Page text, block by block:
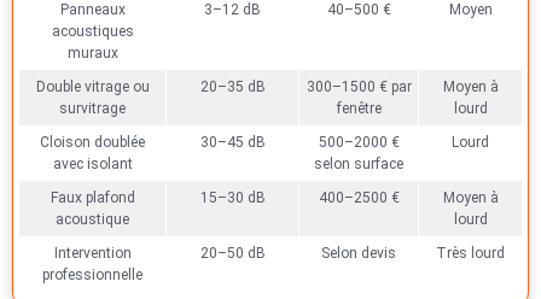
Panneaux
acoustiques
muraux
3–12 dB 40–500 € Moyen
Double vitrage ou
survitrage
20–35 dB
300–1500 € par
fenêtre
Moyen à
lourd
Cloison doublée
avec isolant
30–45 dB
500–2000 €
selon surface
Lourd
Faux plafond
acoustique
15–30 dB 400–2500 €
Moyen à
lourd
Intervention
professionnelle
20–50 dB Selon devis Très lourd